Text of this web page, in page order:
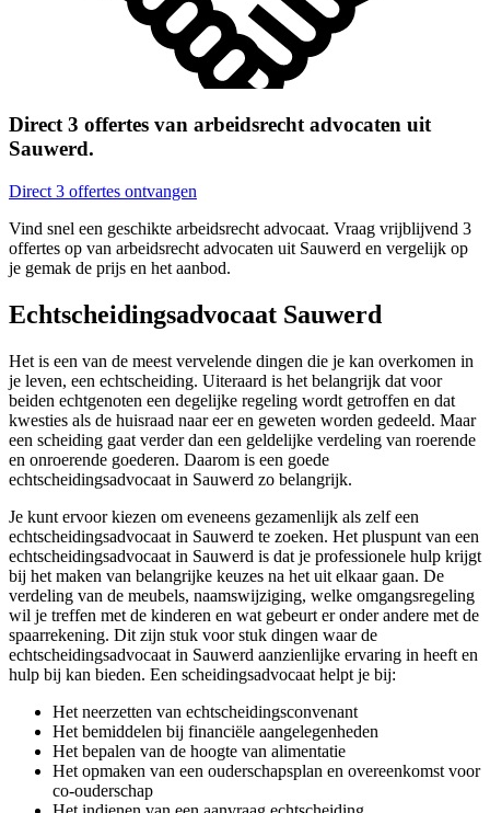
Direct 3 offertes van arbeidsrecht advocaten uit
Sauwerd.
Direct 3 offertes ontvangen
Vind snel een geschikte arbeidsrecht advocaat. Vraag vrijblijvend 3
offertes op van arbeidsrecht advocaten uit Sauwerd en vergelijk op
je gemak de prijs en het aanbod.
Echtscheidingsadvocaat Sauwerd
Het is een van de meest vervelende dingen die je kan overkomen in
je leven, een echtscheiding. Uiteraard is het belangrijk dat voor
beiden echtgenoten een degelijke regeling wordt getroffen en dat
kwesties als de huisraad naar eer en geweten worden gedeeld. Maar
een scheiding gaat verder dan een geldelijke verdeling van roerende
en onroerende goederen. Daarom is een goede
echtscheidingsadvocaat in Sauwerd zo belangrijk.
Je kunt ervoor kiezen om eveneens gezamenlijk als zelf een
echtscheidingsadvocaat in Sauwerd te zoeken. Het pluspunt van een
echtscheidingsadvocaat in Sauwerd is dat je professionele hulp krijgt
bij het maken van belangrijke keuzes na het uit elkaar gaan. De
verdeling van de meubels, naamswijziging, welke omgangsregeling
wil je treffen met de kinderen en wat gebeurt er onder andere met de
spaarrekening. Dit zijn stuk voor stuk dingen waar de
echtscheidingsadvocaat in Sauwerd aanzienlijke ervaring in heeft en
hulp bij kan bieden. Een scheidingsadvocaat helpt je bij:
Het neerzetten van echtscheidingsconvenant
Het bemiddelen bij financiële aangelegenheden
Het bepalen van de hoogte van alimentatie
Het opmaken van een ouderschapsplan en overeenkomst voor
co-ouderschap